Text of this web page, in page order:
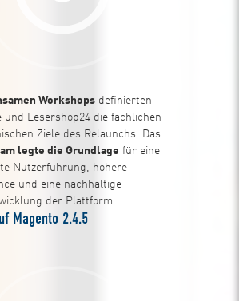
Workshopsdefinierten
und Lesershop24 die fachlichen
Ziele des Relaunchs. Das
legte die Grundlage für eine
Nutzerführung, höhere
und eine nachhaltige
der Plattform.
Magento 2.4.5